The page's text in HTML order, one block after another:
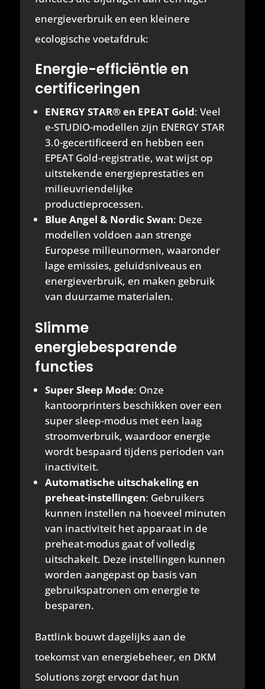
energieverbruik en een kleinere
ecologische voetafdruk:
Energie-efficiëntie en
certificeringen
ENERGY STAR® en EPEAT Gold: Veel
e-STUDIO-modellen zijn ENERGY STAR
3.0-gecertificeerd en hebben een
EPEAT Gold-registratie, wat wijst op
uitstekende energieprestaties en
milieuvriendelijke
productieprocessen.
Blue Angel & Nordic Swan: Deze
modellen voldoen aan strenge
Europese milieunormen, waaronder
lage emissies, geluidsniveaus en
energieverbruik, en maken gebruik
van duurzame materialen.
Slimme
energiebesparende
functies
Super Sleep Mode: Onze
kantoorprinters beschikken over een
super sleep-modus met een laag
stroomverbruik, waardoor energie
wordt bespaard tijdens perioden van
inactiviteit.
Automatische uitschakeling en
preheat-instellingen: Gebruikers
kunnen instellen na hoeveel minuten
van inactiviteit het apparaat in de
preheat-modus gaat of volledig
uitschakelt. Deze instellingen kunnen
worden aangepast op basis van
gebruikspatronen om energie te
besparen.
Battlink bouwt dagelijks aan de
toekomst van energiebeheer, en DKM
Solutions zorgt ervoor dat hun